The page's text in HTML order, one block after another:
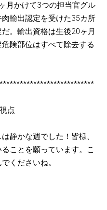
月かけて3つの担当官グル
輸出認定を受けた35カ所
。輸出資格は生後20ヶ月
険部位はすべて除去する
点
静かな週でした！皆様、
ことを願っています。こ
くださいね。